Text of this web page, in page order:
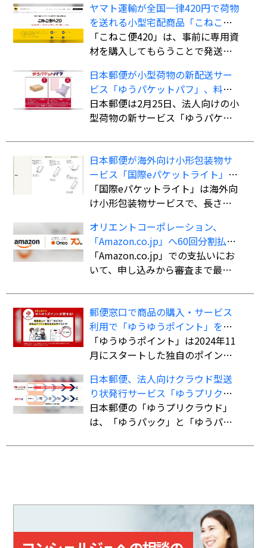
ヤマト運輸が全国一律420円で荷物
を送れる小型宅配商品「こねこ便
420」を全国展開
「こねこ便420」は、事前に専用資
材を購入してもらうことで発送時
全国一律420円で商品を配送する小
型宅配商品。法人、個人事業主の
ほか、個人も利用可能。
日本郵便が小型荷物の新配送サー
ビス「ゆうパケットパフ」、料金
は全国一律で「ゆうパック」より
も“お得”
日本郵便は2月25日、法人向けの小
型荷物の新サービス「ゆうパケッ
日本郵便が海外向け小形包装物サ
ービス「国際eパケットライト」の
取扱国・地域を計138か国・地域に
拡大
「国際eパケットライト」は海外向
け小形包装物サービスで、長さ・
大60cm）、重さ2kgまでの荷物を
航空便扱いで送ることができる。
書留扱いの「国際eパケット」より
も低料金で利用でき、追跡サービ
オリエントコーポレーション、
「Amazon.co.jp」へ60回分割払い
ができる決済手段「オリコ分割払
い」を導入
「Amazon.co.jp」での支払いにお
いて、申し込みから審査まで最短5
ド不要で最大60回までの分割払い
が可能になる。
郵便窓口で商品の購入・サービス
利用で「ゆうゆうポイント」を付
与、「ゆうちょPayポイント」への
交換も開始
「ゆうゆうポイント」は2024年11
月にスタートした独自のポイント
プリ」の会員証を提示した上で、
対象商品を購入、またはサービス
を利用すると、購入・利用総額に
応じてポイントが貯まる。
日本郵便、法人向けクラウド型送
り状発行サービス「ゆうプリクラ
ウド」
日本郵便の「ゆうプリクラウド」
は、「ゆうパック」と「ゆうパケ
きるクラウドサービス。「指定場
取をサポートする機能も備えてい